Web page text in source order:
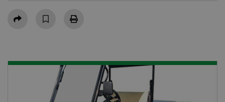
Teilen